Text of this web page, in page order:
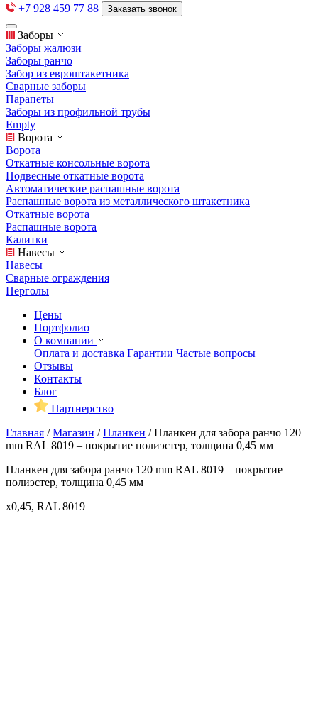
+7 928 459 77 88 Заказать звонок
Заборы
Заборы жалюзи
Заборы ранчо
Забор из евроштакетника
Сварные заборы
Парапеты
Заборы из профильной трубы
Empty
Ворота
Ворота
Откатные консольные ворота
Подвесные откатные ворота
Автоматические распашные ворота
Распашные ворота из металлического штакетника
Откатные ворота
Распашные ворота
Калитки
Навесы
Навесы
Сварные ограждения
Перголы
Цены
Портфолио
О компании
Оплата и доставка Гарантии Частые вопросы
Отзывы
Контакты
Блог
Партнерство
Главная /Магазин /Планкен /Планкен для забора ранчо 120
mm RAL 8019 – покрытие полиэстер, толщина 0,45 мм
Планкен для забора ранчо 120 mm RAL 8019 – покрытие
полиэстер, толщина 0,45 мм
x0,45, RAL 8019